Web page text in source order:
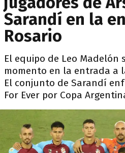
Sarandí en la
Rosario
El equipo de Leo Madelón
momento en la entrada a
El conjunto de Sarandí
For Ever por Copa